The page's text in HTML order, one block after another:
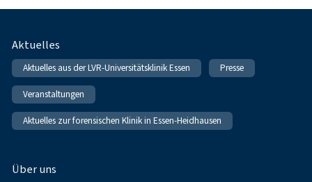
Fußnavigation
Aktuelles
Aktuelles aus der LVR-Universitätsklinik Essen Presse
Veranstaltungen
Aktuelles zur forensischen Klinik in Essen-Heidhausen
Über uns